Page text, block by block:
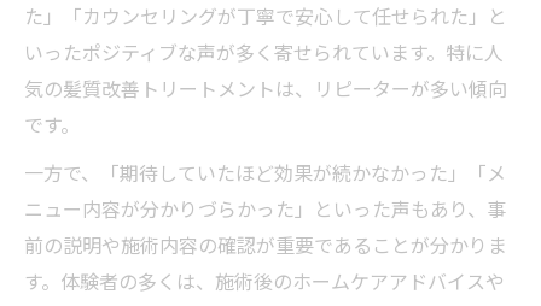
た」「カウンセリングが丁寧で安心して任せられた」と
いったポジティブな声が多く寄せられています。特に人
気の髪質改善トリートメントは、リピーターが多い傾向
です。
一方で、「期待していたほど効果が続かなかった」「メ
ニュー内容が分かりづらかった」といった声もあり、事
前の説明や施術内容の確認が重要であることが分かりま
す。体験者の多くは、施術後のホームケアアドバイスや